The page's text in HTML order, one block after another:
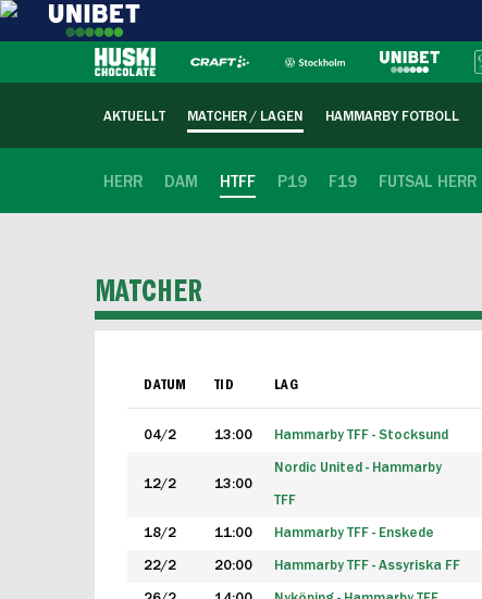
AKTUELLT MATCHER / LAGEN HAMMARBY FOTBOLL
HERR DAM HTFF P19 F19 FUTSAL HERR
MATCHER
DATUM TID LAG
04/2 13:00 Hammarby TFF - Stocksund
12/2 13:00
Nordic United - Hammarby
TFF
18/2 11:00 Hammarby TFF - Enskede
22/2 20:00 Hammarby TFF - Assyriska FF